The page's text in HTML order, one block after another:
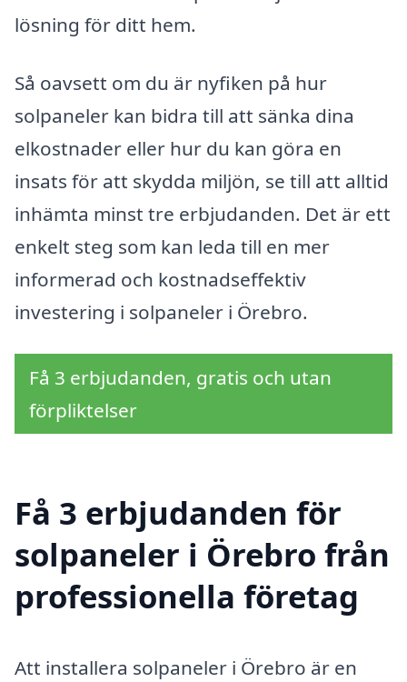
lösning för ditt hem.
Så oavsett om du är nyfiken på hur
solpaneler kan bidra till att sänka dina
elkostnader eller hur du kan göra en
insats för att skydda miljön, se till att alltid
inhämta minst tre erbjudanden. Det är ett
enkelt steg som kan leda till en mer
informerad och kostnadseffektiv
investering i solpaneler i Örebro.
Få 3 erbjudanden, gratis och utan
förpliktelser
Få 3 erbjudanden för
solpaneler i Örebro från
professionella företag
Att installera solpaneler i Örebro är en